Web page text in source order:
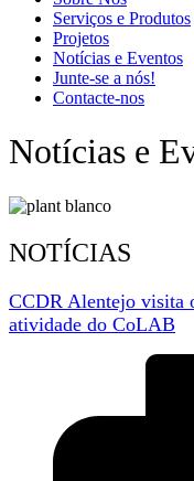
Serviços e Produtos
Projetos
Notícias e Eventos
Junte-se a nós!
Contacte-nos
Notícias e
NOTÍCIAS
CCDR Alentejo visita
atividade do CoLAB